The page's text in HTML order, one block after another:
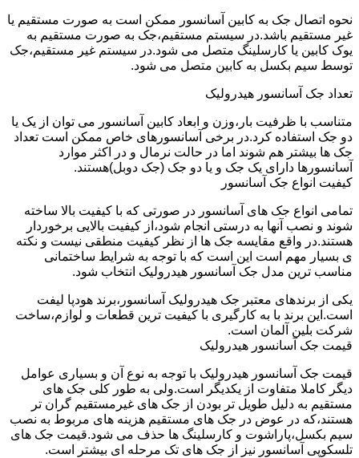
نحوه اتصال جک به کابین آسانسور ممکن است به صورت مستقیم یا
غیر مستقیم باشد.در سیستم مستقیم،جک به صورت مستقیم به
یوک کابین یا کارسلینگ متصل می شود.در سیستم غیر مستقیم،جک
توسط سیم بکسل به کابین متصل می شود.
تعداد جک آسانسور هیدرولیک
متناسب با ظرفیت بار،وزن و ابعاد کابین آسانسور می توان از یک یا
دو جک استفاده کرد.در برخی آسانسورهای خاص ممکن است تعداد
جک ها بیشتر هم شوند اما در حالت نرمال و در اکثر موارد
آسانسورها دارای یک جک و یا دو جک (جک دوبل)هستند.
کیفیت انواع جک آسانسور
تمامی انواع جک های آسانسور در صورتی که با کیفیت بالا ساخته
شوند و نصب آنها به درستی انجام شود،از کیفیت بالایی برخوردار
هستند.در واقع مقایسه جک ها از نظر کیفیت منطقی نیست و نکته
ی بسیار مهم است این است که با توجه به شرایط ساختمانی
مناسب ترین مدل جک آسانسور هیدرولیک انتخاب شود.
یکی از برندهای معتبر جک هیدرولیک آسانسور،برند هودپا لیفت
است.این برند با به کارگیری با کیفیت ترین قطعات و لوازم،ساخت
شرکت بلین آلمان است.
قیمت جک آسانسور هیدرولیک
قیمت جک آسانسور هیدرولیک با توجه به نوع آن و بسیاری عوامل
دیگر کاملا متفاوت از یکدیگر است.ولی به طور کلی جک های
مستقیم به دلیل طویل تر بودن از جک های غیرمستقیم گران تر
هستند،که در عوض در جک های مستقیم هزینه های مربوط به نصب
سیم بکسل،پاراشوت و کارسلینگ ها حذف می شود.قیمت جک های
تلسکوپی آسانسور نیز از جک های تک مرحله ای بیشتر است.